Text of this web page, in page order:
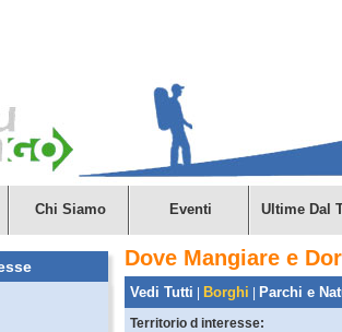
Chi Siamo Eventi Ultime Dal
Dove Mangiare e
Vedi Tutti Borghi Parchi e
Territorio d interesse: